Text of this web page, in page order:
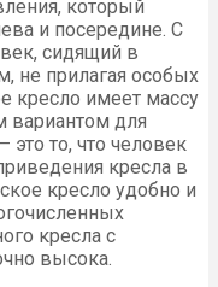
который
и посередине. С
сидящий в
не прилагая особых
кресло имеет массу
вариантом для
это то, что человек
кресла в
кресло удобно и
кресла с
высока.